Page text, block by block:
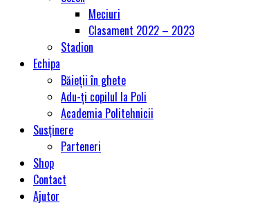
Meciuri
Clasament 2022 – 2023
Stadion
Echipa
Băieții în ghete
Adu-ți copilul la Poli
Academia Politehnicii
Susținere
Parteneri
Shop
Contact
Ajutor